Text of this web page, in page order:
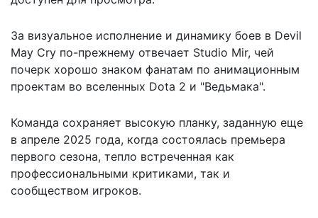
За визуальное исполнение и динамику боев в Devil
May Cry по-прежнему отвечает Studio Mir, чей
почерк хорошо знаком фанатам по анимационным
проектам во вселенных Dota 2 и "Ведьмака".
Команда сохраняет высокую планку, заданную еще
в апреле 2025 года, когда состоялась премьера
первого сезона, тепло встреченная как
профессиональными критиками, так и
сообществом игроков.